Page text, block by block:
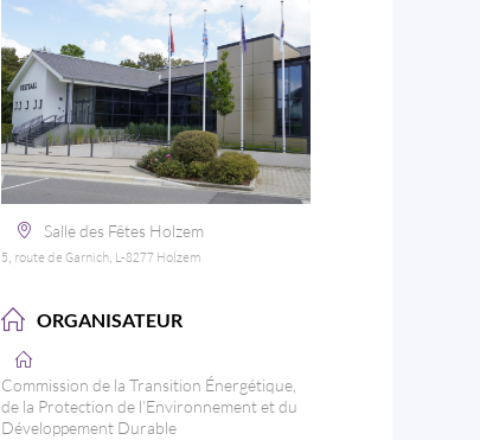
Salle des Fêtes Holzem
5, route de Garnich, L-8277 Holzem
ORGANISATEUR
Commission de la Transition Énergétique,
de la Protection de l’Environnement et du
Développement Durable